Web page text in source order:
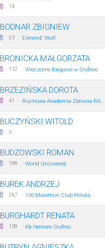
74
BODNAR ZBIGNIEW
23 · ExtremE Wolf
BRONICKA MAŁGORZATA
112 · Wieczorne Bieganie w Gryfinie
BRZEZIŃSKA DOROTA
41 · Ruchowa Akademia Zdrowia RA...
BUCZYŃSKI WITOLD
5
BUDZOWSKI ROMAN
198 · World Uncovered
BUREK ANDRZEJ
267 · 100 Marathon Club Polska
BURGHARDT RENATA
109 · Kb Hermes Gryfino